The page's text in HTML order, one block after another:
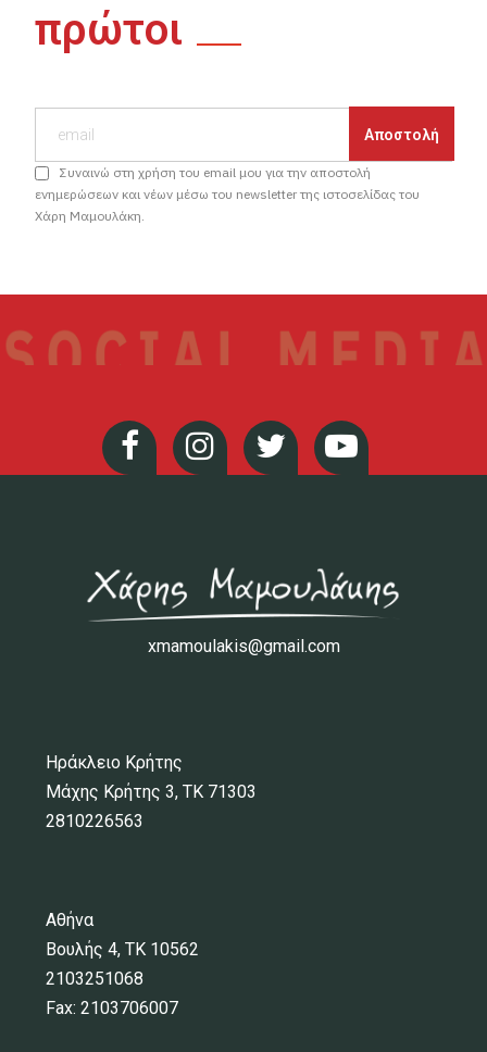
πρώτοι
Συναινώ στη χρήση του email μου για την αποστολή
ενημερώσεων και νέων μέσω του newsletter της ιστοσελίδας του
Χάρη Μαμουλάκη.
xmamoulakis@gmail.com
Ηράκλειο Κρήτης
Μάχης Κρήτης 3, ΤΚ 71303
2810226563
Αθήνα
Βουλής 4, ΤΚ 10562
2103251068
Fax: 2103706007